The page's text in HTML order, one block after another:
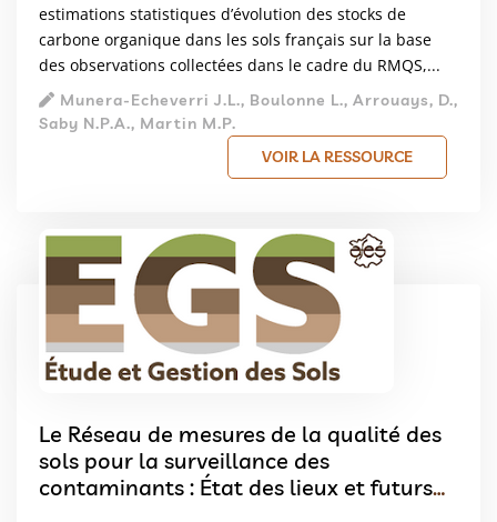
estimations statistiques d’évolution des stocks de
carbone organique dans les sols français sur la base
des observations collectées dans le cadre du RMQS,...
Munera-Echeverri J.L., Boulonne L., Arrouays, D.,
Saby N.P.A., Martin M.P.
VOIR LA RESSOURCE
Le Réseau de mesures de la qualité des
sols pour la surveillance des
contaminants : État des lieux et futurs